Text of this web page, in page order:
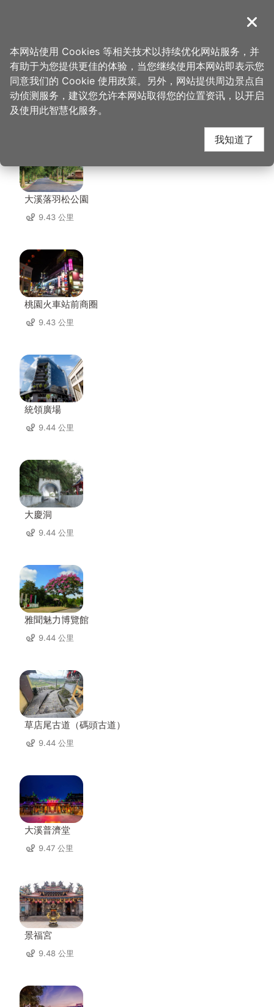
導覽
首页 > 想去的地方 > 住宿 > 名仕旅舘
名仕旅舘 周边景点
大溪落羽松公園
9.43 公里
桃園火車站前商圈
9.43 公里
統領廣場
9.44 公里
大慶洞
9.44 公里
雅聞魅力博覽館
9.44 公里
草店尾古道（碼頭古道）
9.44 公里
大溪普濟堂
9.47 公里
景福宮
9.48 公里
关闭
本网站使用 Cookies 等相关技术以持续优化网站服务，并
有助于为您提供更佳的体验，当您继续使用本网站即表示您
同意我们的 Cookie 使用政策。另外，网站提供周边景点自
动侦测服务，建议您允许本网站取得您的位置资讯，以开启
及使用此智慧化服务。
我知道了